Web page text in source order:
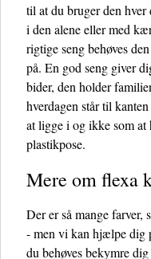
til at du bruger den hver
i den alene eller med
rigtige seng behøves
på. En god seng giver
bider, den holder
hverdagen står til
at ligge i og ikke som at
plastikpose.
Mere om flexa
Der er så mange
- men vi kan hjælpe dig
du behøves bekymre